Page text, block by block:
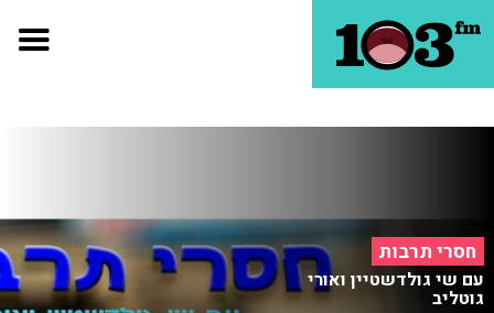
חסרי תרבות
עם שי גולדשטיין ואורי
גוטליב